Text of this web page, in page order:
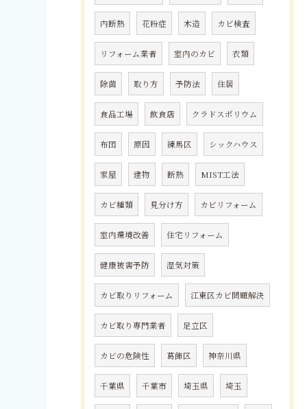
内断熱 花粉症 木造 カビ検査
リフォーム業者 室内のカビ 衣類
除菌 取り方 予防法 住居
食品工場 飲食店 クラドスポリウム
布団 原因 練馬区 シックハウス
家屋 建物 断熱 MIST工法
カビ種類 見分け方 カビリフォーム
室内環境改善 住宅リフォーム
健康被害予防 湿気対策
カビ取りリフォーム 江東区カビ問題解決
カビ取り専門業者 足立区
カビの危険性 葛飾区 神奈川県
千葉県 千葉市 埼玉県 埼玉